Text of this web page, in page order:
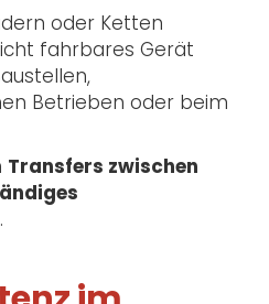
oder Ketten
fahrbares Gerät
Betrieben oder beim
Transfers zwischen
.